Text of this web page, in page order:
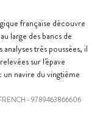
française découvre
large des bancs de
très poussées, il
sur l'épave
un navire du vingtième
- 9789463866606